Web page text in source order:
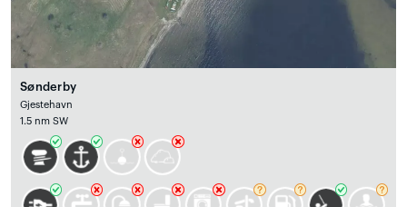
Sønderby
Gjestehavn
1.5 nm SW